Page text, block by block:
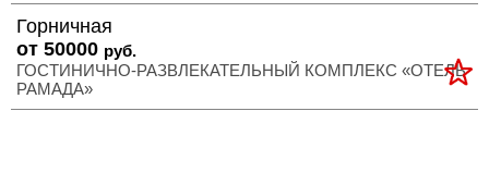
Работодателям
Добавить
Горничная
от 50000 руб.
ГОСТИНИЧНО-РАЗВЛЕКАТЕЛЬНЫЙ КОМПЛЕКС «ОТЕЛЬ
РАМАДА»